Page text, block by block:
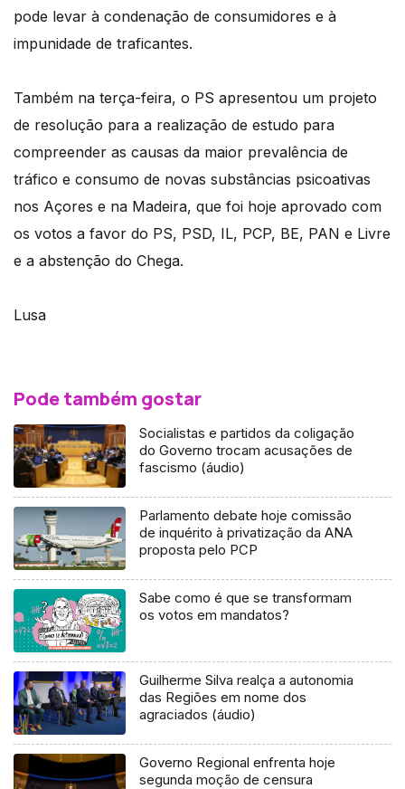
pode levar à condenação de consumidores e à
impunidade de traficantes.
Também na terça-feira, o PS apresentou um projeto
de resolução para a realização de estudo para
compreender as causas da maior prevalência de
tráfico e consumo de novas substâncias psicoativas
nos Açores e na Madeira, que foi hoje aprovado com
os votos a favor do PS, PSD, IL, PCP, BE, PAN e Livre
e a abstenção do Chega.
Lusa
Pode também gostar
Socialistas e partidos da coligação
do Governo trocam acusações de
fascismo (áudio)
Parlamento debate hoje comissão
de inquérito à privatização da ANA
proposta pelo PCP
Sabe como é que se transformam
os votos em mandatos?
Guilherme Silva realça a autonomia
das Regiões em nome dos
agraciados (áudio)
Governo Regional enfrenta hoje
segunda moção de censura